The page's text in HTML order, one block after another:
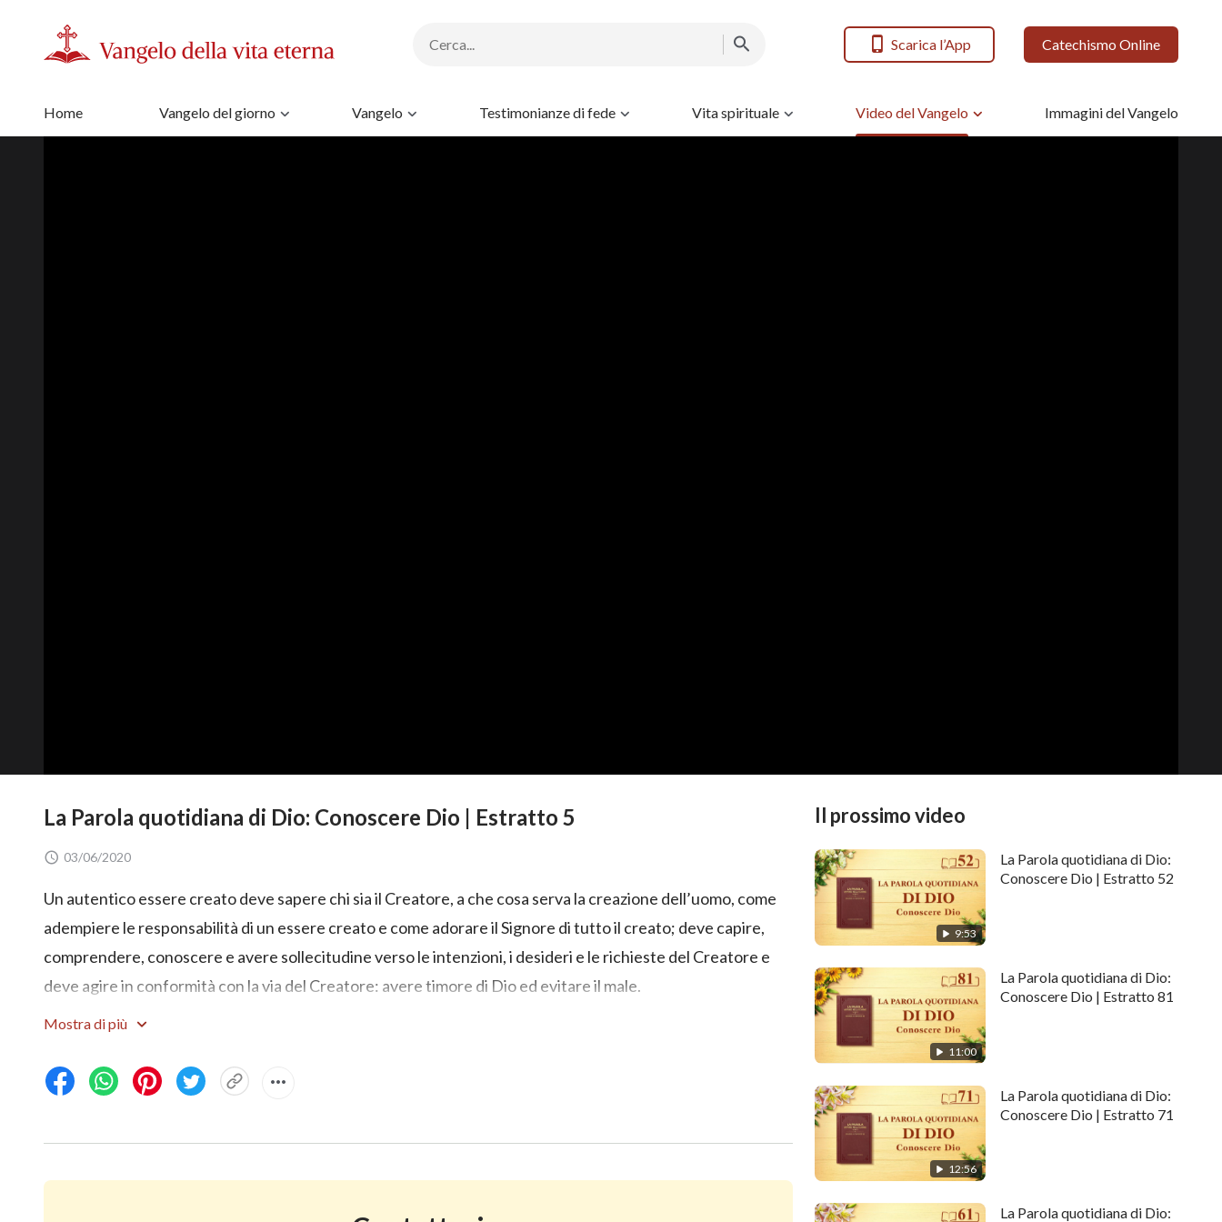
Scarica l’App Catechismo Online
Home Vangelo del giorno Vangelo Testimonianze di fede Vita spirituale Video del Vangelo Immagini del Vangelo
La Parola quotidiana di Dio: Conoscere Dio | Estratto 5
03/06/2020
Un autentico essere creato deve sapere chi sia il Creatore, a che cosa serva la creazione dell’uomo, come
adempiere le responsabilità di un essere creato e come adorare il Signore di tutto il creato; deve capire,
comprendere, conoscere e avere sollecitudine verso le intenzioni, i desideri e le richieste del Creatore e
deve agire in conformità con la via del Creatore: avere timore di Dio ed evitare il male.
Che cosa significa avere timore di Dio? E come evitare il male?
“Avere timore di Dio” non indica paura e orrore indefinibili, né evadere, né tenere a distanza e nemmeno
idolatria o superstizione. Si tratta invece di ammirazione, stima, fiducia, comprensione, sollecitudine,
autentica, comprensione autentica, autentica sollecitudine od obbedienza, ma solo terrore e disagio, solo
Mostra di più
Il prossimo video
9:53
La Parola quotidiana di Dio:
Conoscere Dio | Estratto 52
11:00
La Parola quotidiana di Dio:
Conoscere Dio | Estratto 81
12:56
La Parola quotidiana di Dio:
Conoscere Dio | Estratto 71
La Parola quotidiana di Dio: